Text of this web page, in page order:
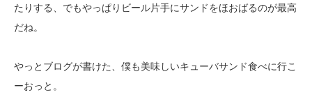
たりする、でもやっぱりビール片手にサンドをほおばるのが最高
だね。
やっとブログが書けた、僕も美味しいキューバサンド食べに行こ
ーおっと。